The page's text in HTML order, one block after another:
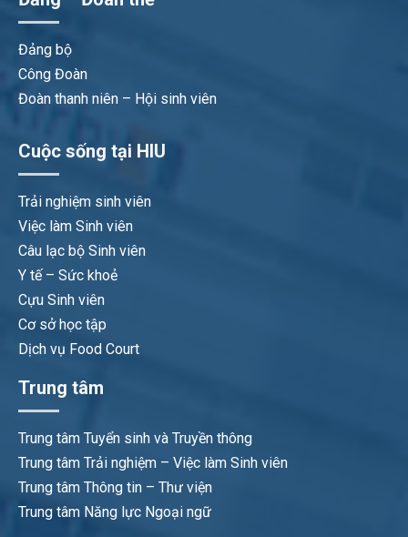
Đảng bộ
Công Đoàn
Đoàn thanh niên – Hội sinh viên
Cuộc sống tại HIU
Trải nghiệm sinh viên
Việc làm Sinh viên
Câu lạc bộ Sinh viên
Y tế – Sức khoẻ
Cựu Sinh viên
Cơ sở học tập
Dịch vụ Food Court
Trung tâm
Trung tâm Tuyển sinh và Truyền thông
Trung tâm Trải nghiệm – Việc làm Sinh viên
Trung tâm Thông tin – Thư viện
Trung tâm Năng lực Ngoại ngữ